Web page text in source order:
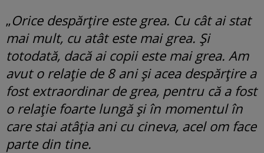
„Orice despărțire este grea. Cu cât ai stat
mai mult, cu atât este mai grea. Și
totodată, dacă ai copii este mai grea. Am
avut o relație de 8 ani și acea despărțire a
fost extraordinar de grea, pentru că a fost
o relație foarte lungă și în momentul în
care stai atâția ani cu cineva, acel om face
parte din tine.